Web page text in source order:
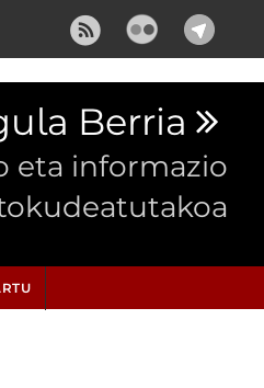
Berria
eta informazio